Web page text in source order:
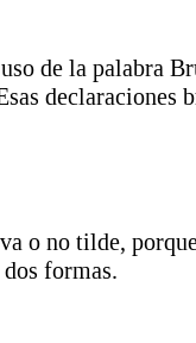
de la palabra
declaraciones
o no tilde,
formas.